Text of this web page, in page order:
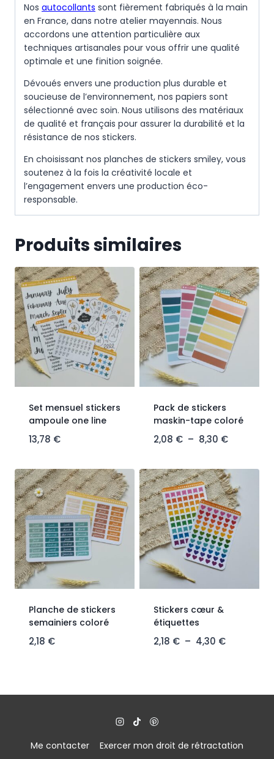
Nos autocollants sont fièrement fabriqués à la main
en France, dans notre atelier mayennais. Nous
accordons une attention particulière aux
techniques artisanales pour vous offrir une qualité
optimale et une finition soignée.
Dévoués envers une production plus durable et
soucieuse de l’environnement, nos papiers sont
sélectionné avec soin. Nous utilisons des matériaux
de qualité et français pour assurer la durabilité et la
résistance de nos stickers.
En choisissant nos planches de stickers smiley, vous
soutenez à la fois la créativité locale et
l’engagement envers une production éco-
responsable.
Produits similaires
Set mensuel stickers
ampoule one line
13,78 €
Pack de stickers
maskin-tape coloré
2,08 € – 8,30 €
Planche de stickers
semainiers coloré
2,18 €
Stickers cœur &
étiquettes
2,18 € – 4,30 €
Me contacter
Exercer mon droit de rétractation